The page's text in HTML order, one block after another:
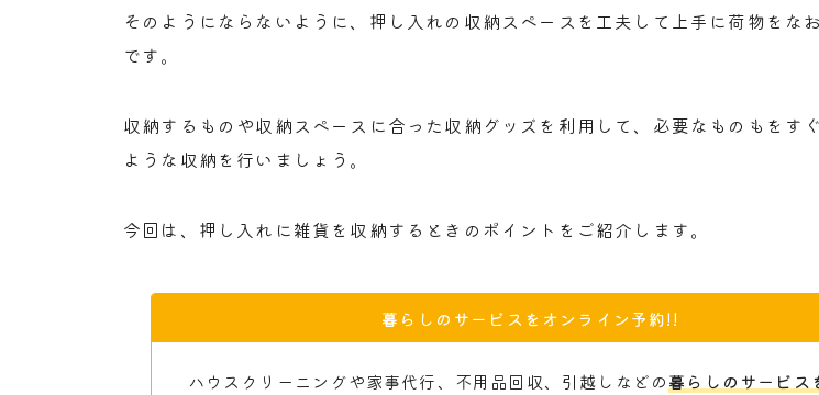
そのようにならないように、押し入れの収納スペースを工夫して上手に荷物をな
です。
収納するものや収納スペースに合った収納グッズを利用して、必要なものもをす
ような収納を行いましょう。
今回は、押し入れに雑貨を収納するときのポイントをご紹介します。
暮らしのサービスをオンライン予約!!
ハウスクリーニングや家事代行、不用品回収、引越しなどの暮らしのサービス